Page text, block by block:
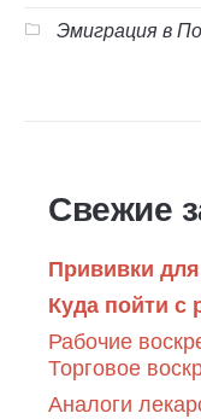
Эмиграция в
Свежие
Прививки
Куда пойти с
Рабочие
Торговое
Аналоги